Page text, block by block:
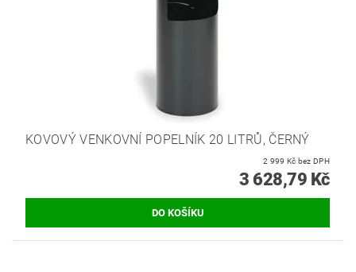
KOVOVÝ VENKOVNÍ POPELNÍK 20 LITRŮ, ČERNÝ
2 999 Kč bez DPH
3 628,79 Kč